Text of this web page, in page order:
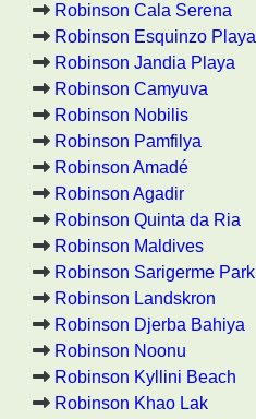
Robinson Cala Serena
Robinson Esquinzo Playa
Robinson Jandia Playa
Robinson Camyuva
Robinson Nobilis
Robinson Pamfilya
Robinson Amadé
Robinson Agadir
Robinson Quinta da Ria
Robinson Maldives
Robinson Sarigerme Park
Robinson Landskron
Robinson Djerba Bahiya
Robinson Noonu
Robinson Kyllini Beach
Robinson Khao Lak